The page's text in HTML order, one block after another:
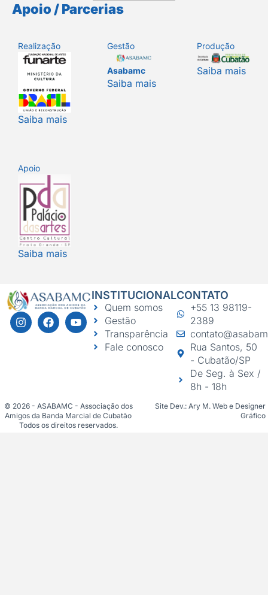
Apoio / Parcerias
Realização
Saiba mais
Gestão
Asabamc
Saiba mais
Produção
Saiba mais
Apoio
Saiba mais
INSTITUCIONAL
Quem somos
Gestão
Transparência
Fale conosco
CONTATO
+55 13 98119-
2389
Rua Santos, 50
- Cubatão/SP
De Seg. à Sex /
8h - 18h
© 2026 - ASABAMC - Associação dos
Amigos da Banda Marcial de Cubatão
Todos os direitos reservados.
Site Dev.: Ary M. Web e Designer
Gráfico